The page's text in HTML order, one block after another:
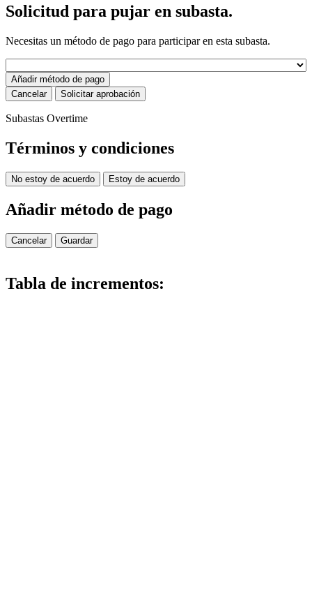
Solicitud para pujar en subasta.
Necesitas un método de pago para participar en esta subasta.
Añadir método de pago
Cancelar
Solicitar aprobación
Subastas Overtime
Términos y condiciones
No estoy de acuerdo Estoy de acuerdo
Añadir método de pago
Cancelar Guardar
Tabla de incrementos: